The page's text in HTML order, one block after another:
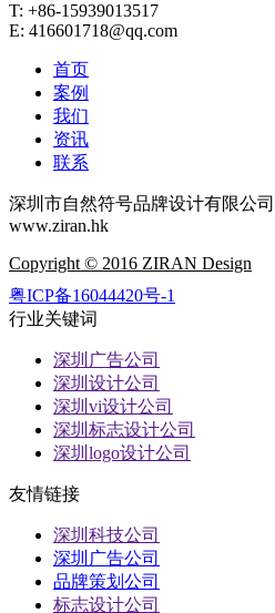
T: +86-15939013517
E: 416601718@qq.com
首页
案例
我们
资讯
联系
深圳市自然符号品牌设计有限公司
www.ziran.hk
Copyright © 2016 ZIRAN Design
粤ICP备16044420号-1
行业关键词
深圳广告公司
深圳设计公司
深圳vi设计公司
深圳标志设计公司
深圳logo设计公司
友情链接
深圳科技公司
深圳广告公司
品牌策划公司
标志设计公司